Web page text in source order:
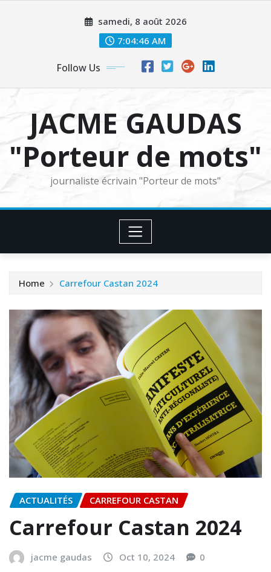
samedi, 8 août 2026
7:04:47 AM
Follow Us
JACME GAUDAS
"Porteur de mots"
journaliste écrivain "Porteur de mots"
Home Carrefour Castan 2024
ACTUALITÉS CARREFOUR CASTAN
Carrefour Castan 2024
jacme gaudas Oct 10, 2024 0